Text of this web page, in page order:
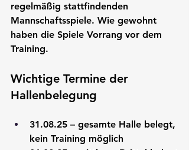
regelmäßig stattfindenden
Mannschaftsspiele. Wie gewohnt
haben die Spiele Vorrang vor dem
Training.
Wichtige Termine der
Hallenbelegung
31.08.25 – gesamte Halle belegt,
kein Training möglich